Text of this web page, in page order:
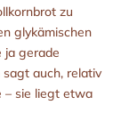
zu
glykämischen
ja gerade
auch, relativ
– sie liegt etwa